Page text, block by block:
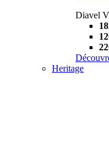
Diavel
Heritage